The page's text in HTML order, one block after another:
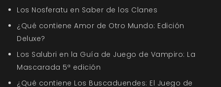
Los Nosferatu en Saber de los Clanes
¿Qué contiene Amor de Otro Mundo: Edición
Deluxe?
Los Salubri en la Guía de Juego de Vampiro: La
Mascarada 5ª edición
¿Qué contiene Los Buscaduendes: El Juego de